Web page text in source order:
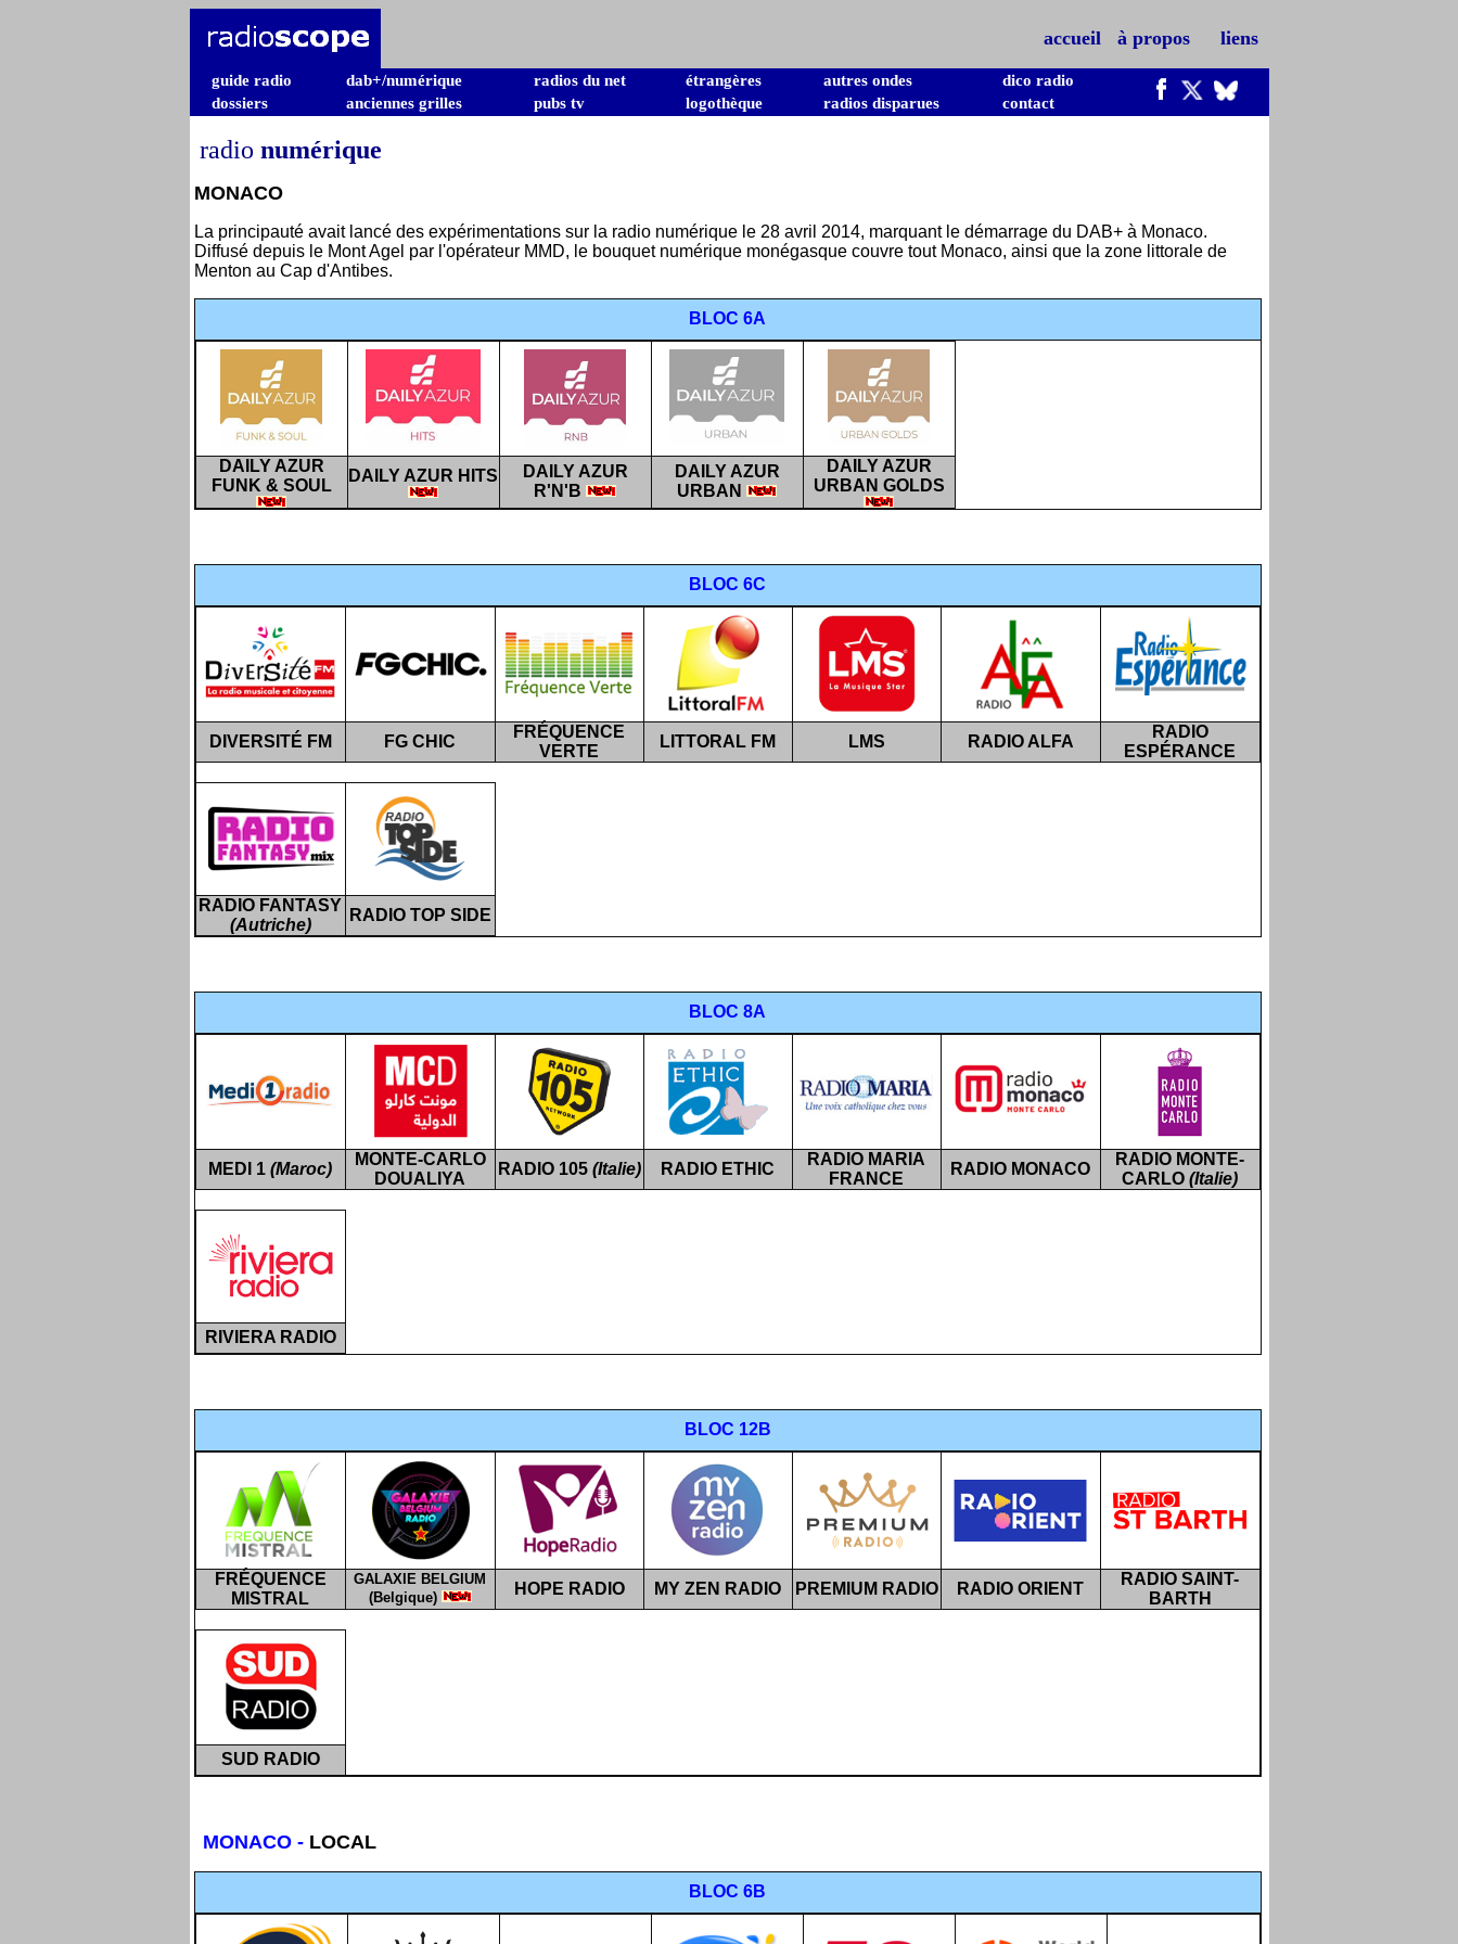
accueil à propos liens
guide radio dab+/numérique radios du net étrangères autres ondes
dico radio
dossiers
anciennes grilles pubs tv logothèque radios disparues contact
radio numérique
MONACO
La principauté avait lancé des expérimentations sur la radio numérique le 28 avril 2014, marquant le démarrage du DAB+ à Monaco.
Diffusé depuis le Mont Agel par l'opérateur MMD, le bouquet numérique monégasque couvre tout Monaco, ainsi que la zone littorale de
Menton au Cap d'Antibes.
BLOC 6A
DAILY AZUR
FUNK & SOUL
DAILY AZUR HITS
DAILY AZUR
R'N'B
DAILY AZUR
URBAN
DAILY AZUR
URBAN GOLDS
BLOC 6C
DIVERSITÉ FM FG CHIC
FRÉQUENCE
VERTE
LITTORAL FM LMS RADIO ALFA
RADIO
ESPÉRANCE
RADIO FANTASY
(Autriche)
RADIO TOP SIDE
BLOC 8A
MEDI 1 (Maroc)
MONTE-CARLO
DOUALIYA
RADIO 105(Italie) RADIO ETHIC
RADIO MARIA
FRANCE
RADIO MONACO
RADIO MONTE-
CARLO (Italie)
RIVIERA RADIO
BLOC 12B
FRÉQUENCE
MISTRAL
GALAXIE BELGIUM
(Belgique)
HOPE RADIO MY ZEN RADIO PREMIUM RADIO RADIO ORIENT
RADIO SAINT-
BARTH
SUD RADIO
MONACO-LOCAL
BLOC 6B